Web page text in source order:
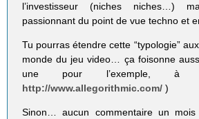
l’investisseur (niches niches…)
passionnant du point de vue techno et
Tu pourras étendre cette “typologie”
monde du jeu video… ça foisonne
une pour l’exemple, à
http://www.allegorithmic.com/ )
Sinon… aucun commentaire un